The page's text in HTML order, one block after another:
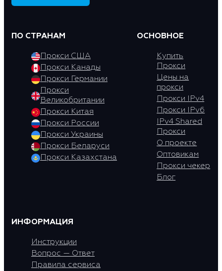
ПО СТРАНАМ
Прокси США
Прокси Канады
Прокси Германии
Прокси
Великобритании
Прокси Китая
Прокси России
Прокси Украины
Прокси Беларуси
Прокси Казахстана
ОСНОВНОЕ
Купить
Прокси
Цены на
прокси
Прокси IPv4
Прокси IPv6
IPv4 Shared
Прокси
О проекте
Оптовикам
Прокси чекер
Блог
ИНФОРМАЦИЯ
Инструкции
Вопрос — Ответ
Правила сервиса